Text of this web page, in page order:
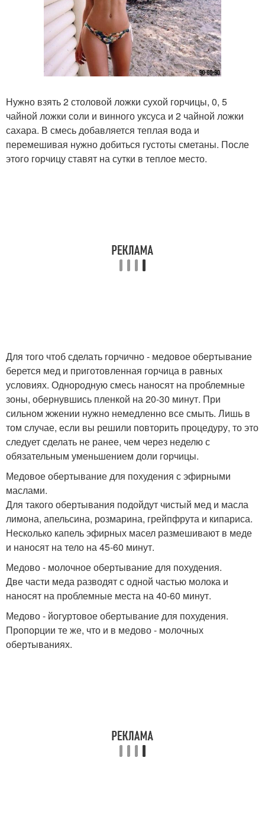
Нужно взять 2 столовой ложки сухой горчицы, 0, 5
чайной ложки соли и винного уксуса и 2 чайной ложки
сахара. В смесь добавляется теплая вода и
перемешивая нужно добиться густоты сметаны. После
этого горчицу ставят на сутки в теплое место.
Для того чтоб сделать горчично - медовое обертывание
берется мед и приготовленная горчица в равных
условиях. Однородную смесь наносят на проблемные
зоны, обернувшись пленкой на 20-30 минут. При
сильном жжении нужно немедленно все смыть. Лишь в
том случае, если вы решили повторить процедуру, то это
следует сделать не ранее, чем через неделю с
обязательным уменьшением доли горчицы.
Медовое обертывание для похудения с эфирными
маслами.
Для такого обертывания подойдут чистый мед и масла
лимона, апельсина, розмарина, грейпфрута и кипариса.
Несколько капель эфирных масел размешивают в меде
и наносят на тело на 45-60 минут.
Медово - молочное обертывание для похудения.
Две части меда разводят с одной частью молока и
наносят на проблемные места на 40-60 минут.
Медово - йогуртовое обертывание для похудения.
Пропорции те же, что и в медово - молочных
обертываниях.